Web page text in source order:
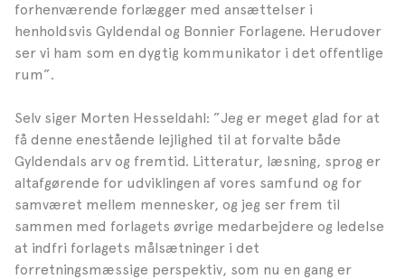
forhenværende forlægger med ansættelser i
henholdsvis Gyldendal og Bonnier Forlagene. Herudover
ser vi ham som en dygtig kommunikator i det offentlige
rum”.
Selv siger Morten Hesseldahl: ”Jeg er meget glad for at
få denne enestående lejlighed til at forvalte både
Gyldendals arv og fremtid. Litteratur, læsning, sprog er
altafgørende for udviklingen af vores samfund og for
samværet mellem mennesker, og jeg ser frem til
sammen med forlagets øvrige medarbejdere og ledelse
at indfri forlagets målsætninger i det
forretningsmæssige perspektiv, som nu en gang er